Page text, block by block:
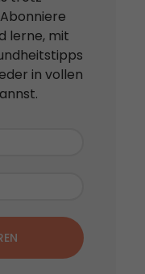
lerne, mit
in vollen